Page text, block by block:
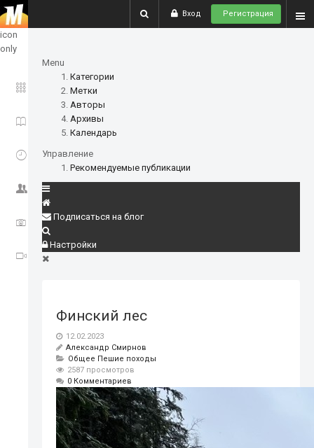
Вход Регистрация
show
icon
only
ГЛАВНОЕ
ИСТОРИИ
СОБЫТИЯ
СООБЩЕСТВО
ФОТО
ВИДЕО
Menu
Категории
Метки
Авторы
Архивы
Календарь
Управление
Рекомендуемые публикации
Подписаться на блог
Настройки
Финский лес
12.02.2023
Александр Смирнов
Общее Пешие походы
2587 просмотров
0 Комментариев